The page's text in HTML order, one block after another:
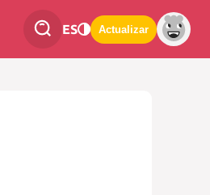
ES Actualizar